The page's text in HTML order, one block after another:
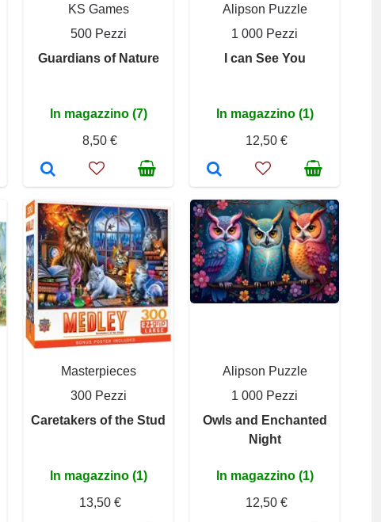
KS Games
500 Pezzi
Guardians of Nature
In magazzino (7)
8,50 €
Alipson Puzzle
1 000 Pezzi
I can See You
In magazzino (1)
12,50 €
Masterpieces
300 Pezzi
Caretakers of the Stud
In magazzino (1)
13,50 €
Alipson Puzzle
1 000 Pezzi
Owls and Enchanted
Night
In magazzino (1)
12,50 €